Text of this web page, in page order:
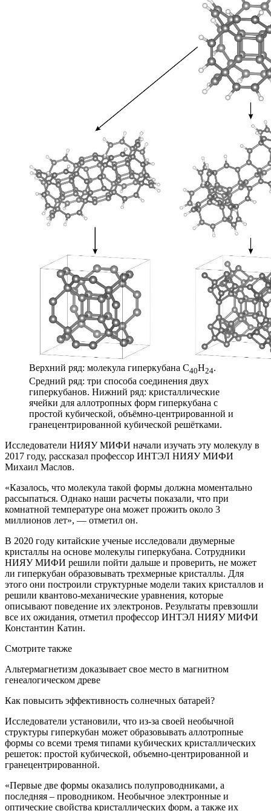
Верхний ряд: молекула гиперкубана C40H24.
Средний ряд: три способа соединения двух
гиперкубанов. Нижний ряд: кристаллические
ячейки для аллотропных форм гиперкубана с
простой кубической, объёмно-центрированной и
гранецентрированной кубической решётками.
Исследователи НИЯУ МИФИ начали изучать эту молекулу в
2017 году, рассказал профессор ИНТЭЛ НИЯУ МИФИ
Михаил Маслов.
«Казалось, что молекула такой формы должна моментально
рассыпаться. Однако наши расчеты показали, что при
комнатной температуре она может прожить около 3
миллионов лет», — отметил он.
В 2020 году китайские ученые исследовали двумерные
кристаллы на основе молекулы гиперкубана. Сотрудники
НИЯУ МИФИ решили пойти дальше и проверить, не может
ли гиперкубан образовывать трехмерные кристаллы. Для
этого они построили структурные модели таких кристаллов и
решили квантово-механические уравнения, которые
описывают поведение их электронов. Результаты превзошли
все их ожидания, отметил профессор ИНТЭЛ НИЯУ МИФИ
Константин Катин.
Смотрите также
Альтермагнетизм доказывает свое место в магнитном
генеалогическом древе
Как повысить эффективность солнечных батарей?
Исследователи установили, что из-за своей необычной
структуры гиперкубан может образовывать аллотропные
формы со всеми тремя типами кубических кристаллических
решеток: простой кубической, объемно-центрированной и
гранецентрированной.
«Первые две формы оказались полупроводниками, а
последняя – проводником. Необычное электронные и
оптические свойства кристаллических форм, а также их